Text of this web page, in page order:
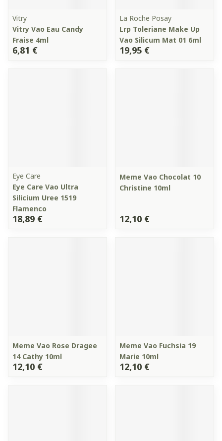
Vitry
Vitry Vao Eau Candy
Fraise 4ml
6,81 €
La Roche Posay
Lrp Toleriane Make Up
Vao Silicum Mat 01 6ml
19,95 €
Eye Care
Eye Care Vao Ultra
Silicium Uree 1519
Flamenco
18,89 €
Meme Vao Chocolat 10
Christine 10ml
12,10 €
Meme Vao Rose Dragee
14 Cathy 10ml
12,10 €
Meme Vao Fuchsia 19
Marie 10ml
12,10 €